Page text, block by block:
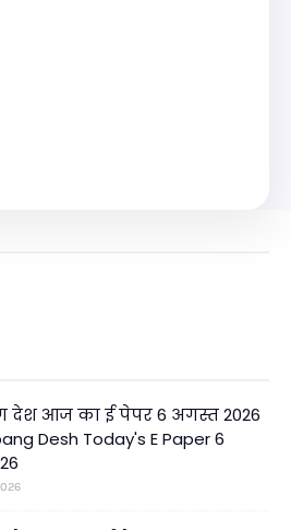
देश आज का ई पेपर 6 अगस्त 2026
Desh Today's E Paper 6